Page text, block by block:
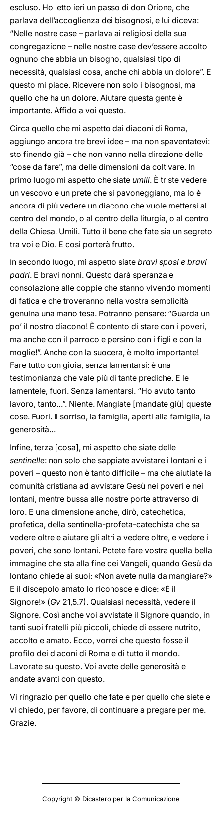
escluso. Ho letto ieri un passo di don Orione, che
parlava dell’accoglienza dei bisognosi, e lui diceva:
“Nelle nostre case – parlava ai religiosi della sua
congregazione – nelle nostre case dev’essere accolto
ognuno che abbia un bisogno, qualsiasi tipo di
necessità, qualsiasi cosa, anche chi abbia un dolore”. E
questo mi piace. Ricevere non solo i bisognosi, ma
quello che ha un dolore. Aiutare questa gente è
importante. Affido a voi questo.
Circa quello che mi aspetto dai diaconi di Roma,
aggiungo ancora tre brevi idee – ma non spaventatevi:
sto finendo già – che non vanno nella direzione delle
“cose da fare”, ma delle dimensioni da coltivare. In
primo luogo mi aspetto che siate umili. È triste vedere
un vescovo e un prete che si pavoneggiano, ma lo è
ancora di più vedere un diacono che vuole mettersi al
centro del mondo, o al centro della liturgia, o al centro
della Chiesa. Umili. Tutto il bene che fate sia un segreto
tra voi e Dio. E così porterà frutto.
In secondo luogo, mi aspetto siate bravi sposi e bravi
padri. E bravi nonni. Questo darà speranza e
consolazione alle coppie che stanno vivendo momenti
di fatica e che troveranno nella vostra semplicità
genuina una mano tesa. Potranno pensare: “Guarda un
po’ il nostro diacono! È contento di stare con i poveri,
ma anche con il parroco e persino con i figli e con la
moglie!”. Anche con la suocera, è molto importante!
Fare tutto con gioia, senza lamentarsi: è una
testimonianza che vale più di tante prediche. E le
lamentele, fuori. Senza lamentarsi. “Ho avuto tanto
lavoro, tanto…”. Niente. Mangiate [mandate giù] queste
cose. Fuori. Il sorriso, la famiglia, aperti alla famiglia, la
generosità…
Infine, terza [cosa], mi aspetto che siate delle
sentinelle: non solo che sappiate avvistare i lontani e i
poveri – questo non è tanto difficile – ma che aiutiate la
comunità cristiana ad avvistare Gesù nei poveri e nei
lontani, mentre bussa alle nostre porte attraverso di
loro. E una dimensione anche, dirò, catechetica,
profetica, della sentinella-profeta-catechista che sa
vedere oltre e aiutare gli altri a vedere oltre, e vedere i
poveri, che sono lontani. Potete fare vostra quella bella
immagine che sta alla fine dei Vangeli, quando Gesù da
lontano chiede ai suoi: «Non avete nulla da mangiare?»
E il discepolo amato lo riconosce e dice: «È il
Signore!» (Gv 21,5.7). Qualsiasi necessità, vedere il
Signore. Così anche voi avvistate il Signore quando, in
tanti suoi fratelli più piccoli, chiede di essere nutrito,
accolto e amato. Ecco, vorrei che questo fosse il
profilo dei diaconi di Roma e di tutto il mondo.
Lavorate su questo. Voi avete delle generosità e
andate avanti con questo.
Vi ringrazio per quello che fate e per quello che siete e
vi chiedo, per favore, di continuare a pregare per me.
Grazie.
Copyright © Dicastero per la Comunicazione